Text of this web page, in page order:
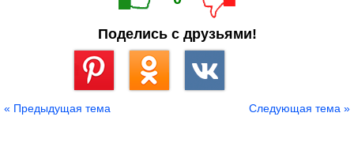
Поделись с друзьями!
« Предыдущая тема Следующая тема »